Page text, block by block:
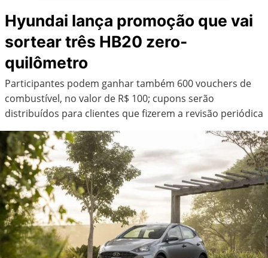
Hyundai lança promoção que vai
sortear três HB20 zero-
quilômetro
Participantes podem ganhar também 600 vouchers de
combustível, no valor de R$ 100; cupons serão
distribuídos para clientes que fizerem a revisão periódica